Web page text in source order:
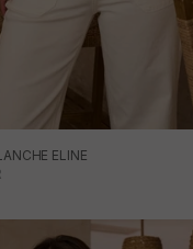
ELINE